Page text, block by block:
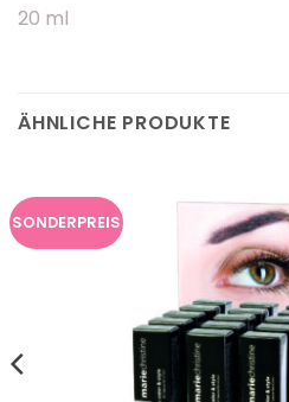
20 ml
ÄHNLICHE PRODUKTE
SONDERPREIS